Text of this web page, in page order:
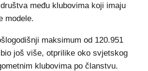
među klubovima koji imaju
modele.
maksimum od 120.951
još više, otprilike oko svjetskog
klubovima po članstvu.